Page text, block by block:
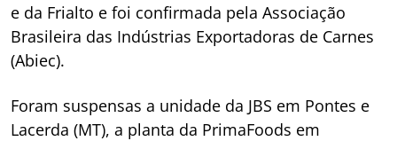
e da Frialto e foi confirmada pela Associação
Brasileira das Indústrias Exportadoras de Carnes
(Abiec).
Foram suspensas a unidade da JBS em Pontes e
Lacerda (MT), a planta da PrimaFoods em